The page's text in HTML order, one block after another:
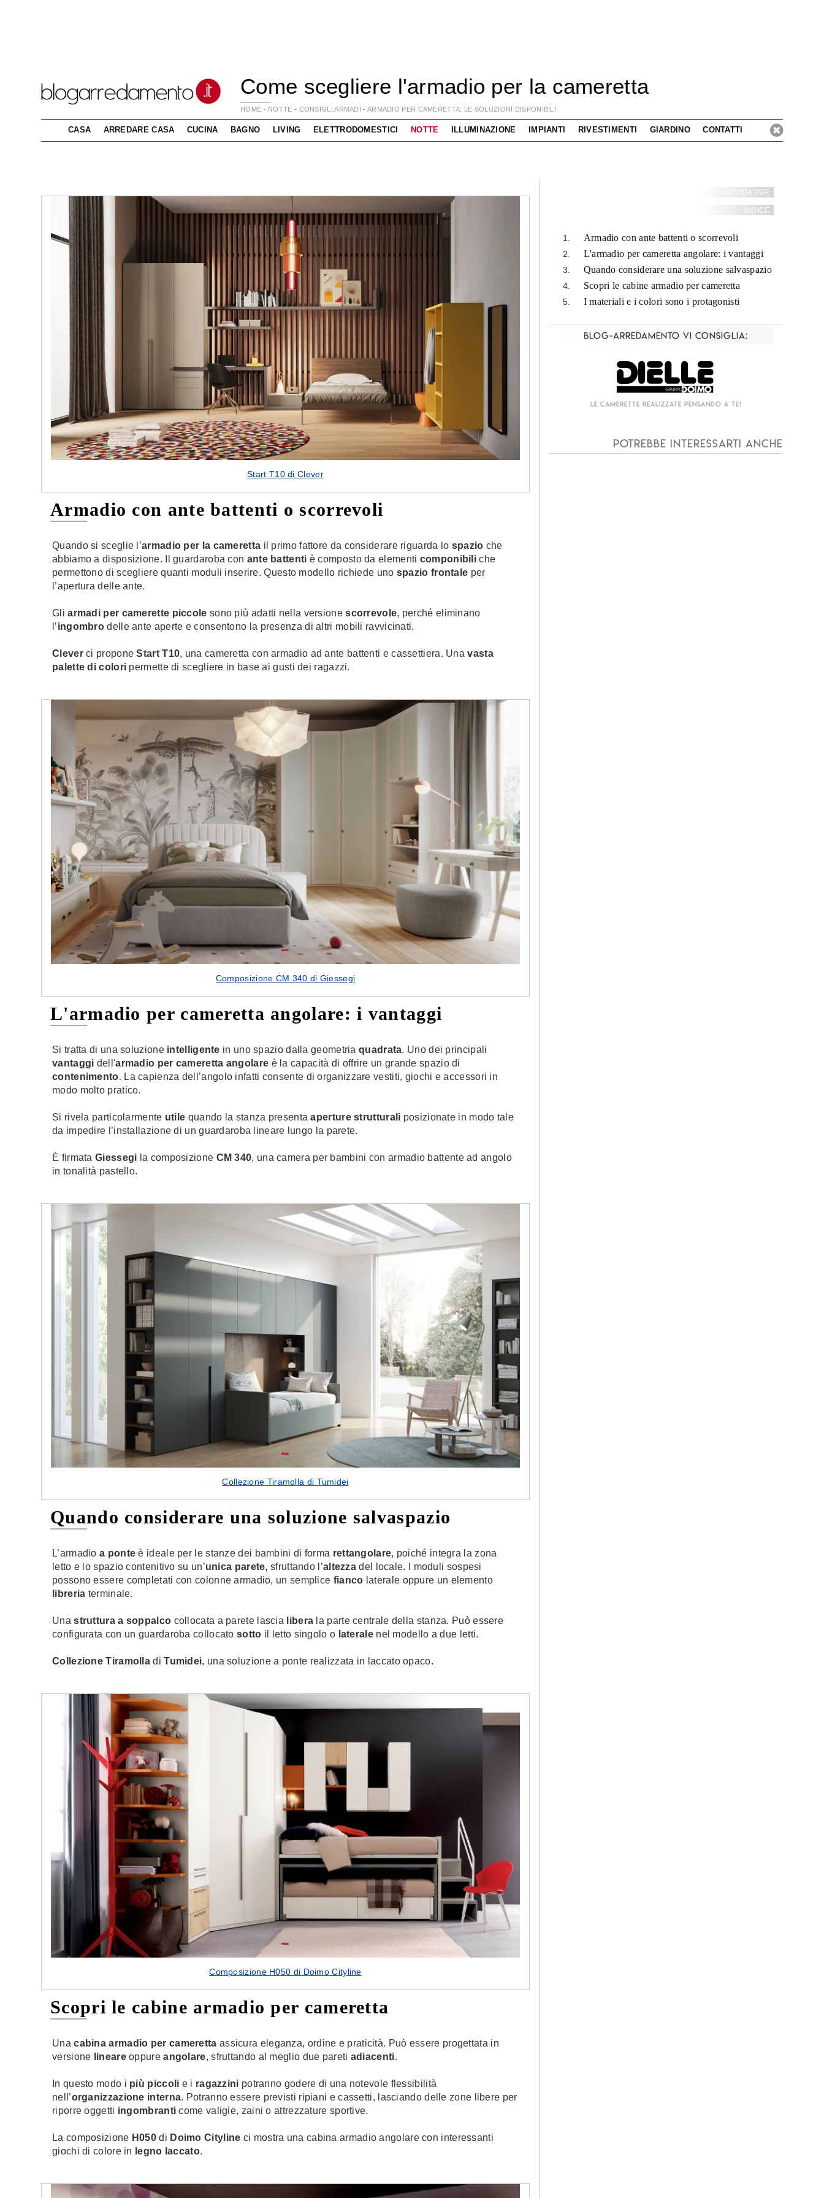
Come scegliere l'armadio per la cameretta
HOME - NOTTE - CONSIGLI ARMADI - ARMADIO PER CAMERETTA: LE SOLUZIONI DISPONIBILI
CASA ARREDARE CASA CUCINA BAGNO LIVING ELETTRODOMESTICI NOTTE ILLUMINAZIONE IMPIANTI RIVESTIMENTI GIARDINO CONTATTI
Start T10 di Clever
Armadio con ante battenti o scorrevoli
Quando si sceglie l’armadio per la cameretta il primo fattore da considerare riguarda lo spazio che
abbiamo a disposizione. Il guardaroba con ante battenti è composto da elementi componibiliche
permettono di scegliere quanti moduli inserire. Questo modello richiede uno spazio frontale per
l’apertura delle ante.
Gliarmadi per camerette piccole sono più adatti nella versionescorrevole, perché eliminano
l’ingombro delle ante aperte e consentono la presenza di altri mobili ravvicinati.
Cleverci propone Start T10, una cameretta con armadio ad ante battenti e cassettiera. Unavasta
palette di colori permette di scegliere in base ai gusti dei ragazzi.
Composizione CM 340 di Giessegi
L'armadio per cameretta angolare: i vantaggi
Si tratta di una soluzioneintelligente in uno spazio dalla geometriaquadrata. Uno dei principali
vantaggi dell'armadio per cameretta angolare è la capacità di offrire un grande spazio di
contenimento. La capienza dell’angolo infatti consente di organizzare vestiti, giochi e accessori in
modo molto pratico.
Si rivela particolarmente utile quando la stanza presentaaperture strutturali posizionate in modo tale
da impedire l’installazione di un guardaroba lineare lungo la parete.
È firmata Giessegi la composizione CM 340, una camera per bambini con armadio battente ad angolo
in tonalità pastello.
Collezione Tiramolla di Tumidei
Quando considerare una soluzione salvaspazio
L’armadio a ponte è ideale per le stanze dei bambini di forma rettangolare, poiché integra la zona
letto e lo spazio contenitivo su un’unica parete, sfruttando l’altezza del locale. I moduli sospesi
possono essere completati con colonne armadio, un semplice fianco laterale oppure un elemento
libreria terminale.
Unastruttura a soppalco collocata a parete lascia libera la parte centrale della stanza. Può essere
configurata con un guardaroba collocato sotto il letto singolo o lateralenel modello a due letti.
Collezione Tiramolla diTumidei, una soluzione a ponte realizzata in laccato opaco.
Composizione H050 di Doimo Cityline
Scopri le cabine armadio per cameretta
Unacabina armadio per cameretta assicura eleganza, ordine e praticità. Può essere progettata in
versione lineareoppureangolare, sfruttando al meglio due pareti adiacenti.
In questo modo i più piccoli e i ragazzini potranno godere di una notevole flessibilità
nell’organizzazione interna. Potranno essere previsti ripiani e cassetti, lasciando delle zone libere per
riporre oggetti ingombranti come valigie, zaini o attrezzature sportive.
La composizione H050di Doimo Cityline ci mostra una cabina armadio angolare con interessanti
giochi di colore in legno laccato.
NAVIGA PER:
INDICE:
Armadio con ante battenti o scorrevoli
L'armadio per cameretta angolare: i vantaggi
Quando considerare una soluzione salvaspazio
Scopri le cabine armadio per cameretta
I materiali e i colori sono i protagonisti
Blog-Arredamento vi consiglia:
Cappe cucina dal design innovativo
Le camerette realizzate pensando a te!
Potrebbe interessarti anche